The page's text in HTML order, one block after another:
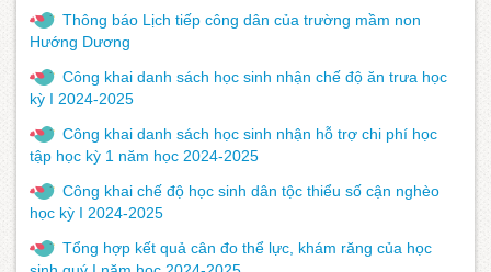
Thông báo Lịch tiếp công dân của trường mầm non
Hướng Dương
Công khai danh sách học sinh nhận chế độ ăn trưa học
kỳ I 2024-2025
Công khai danh sách học sinh nhận hỗ trợ chi phí học
tập học kỳ 1 năm học 2024-2025
Công khai chế độ học sinh dân tộc thiểu số cận nghèo
học kỳ I 2024-2025
Tổng hợp kết quả cân đo thể lực, khám răng của học